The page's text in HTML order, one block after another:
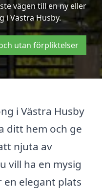
vägen till en ny eller
i Västra Husby.
utan förpliktelser
i Västra Husby
ditt hem och ge
njuta av
vill ha en mysig
elegant plats